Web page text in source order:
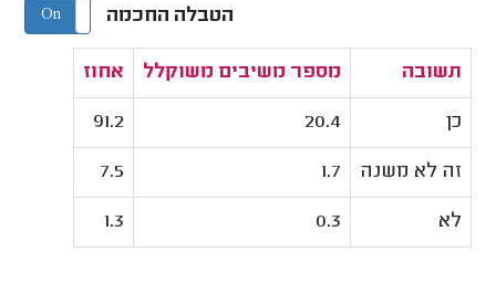
הטבלה החכמה On Off
תשובה מספר משיבים משוקלל אחוז
כן 20.4
91.2
זה לא משנה 1.7
7.5
לא 0.3
1.3